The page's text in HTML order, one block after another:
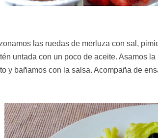
las ruedas de merluza con sal,
untada con un poco de aceite. Asamos
y bañamos con la salsa. Acompaña de